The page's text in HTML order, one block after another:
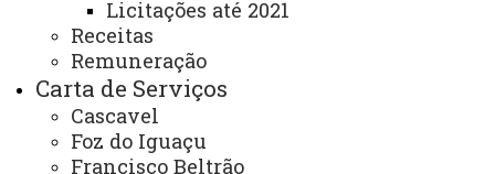
Licitações até 2021
Receitas
Remuneração
Carta de Serviços
Cascavel
Foz do Iguaçu
Francisco Beltrão
ÓRGÃO DE APOIO
Unioeste INOVA - Agência de Inovação da Unioeste
ÓRGÃOS SUPLEMENTARES
Coordenadoria de Concursos e Processos Seletivos